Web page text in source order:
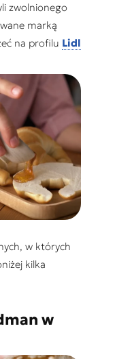
zwolnionego
marką
na profilu Lidl
w których
kilka
w